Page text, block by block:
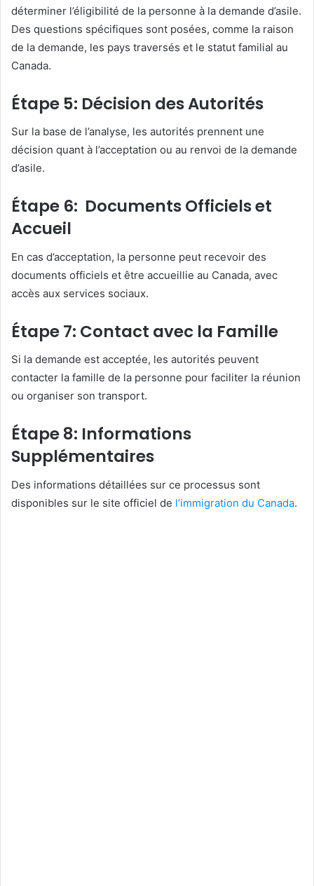
déterminer l’éligibilité de la personne à la demande d’asile.
Des questions spécifiques sont posées, comme la raison
de la demande, les pays traversés et le statut familial au
Canada.
Étape 5: Décision des Autorités
Sur la base de l’analyse, les autorités prennent une
décision quant à l’acceptation ou au renvoi de la demande
d’asile.
Étape 6: Documents Officiels et
Accueil
En cas d’acceptation, la personne peut recevoir des
documents officiels et être accueillie au Canada, avec
accès aux services sociaux.
Étape 7: Contact avec la Famille
Si la demande est acceptée, les autorités peuvent
contacter la famille de la personne pour faciliter la réunion
ou organiser son transport.
Étape 8: Informations
Supplémentaires
Des informations détaillées sur ce processus sont
disponibles sur le site officiel de l’immigration du Canada.